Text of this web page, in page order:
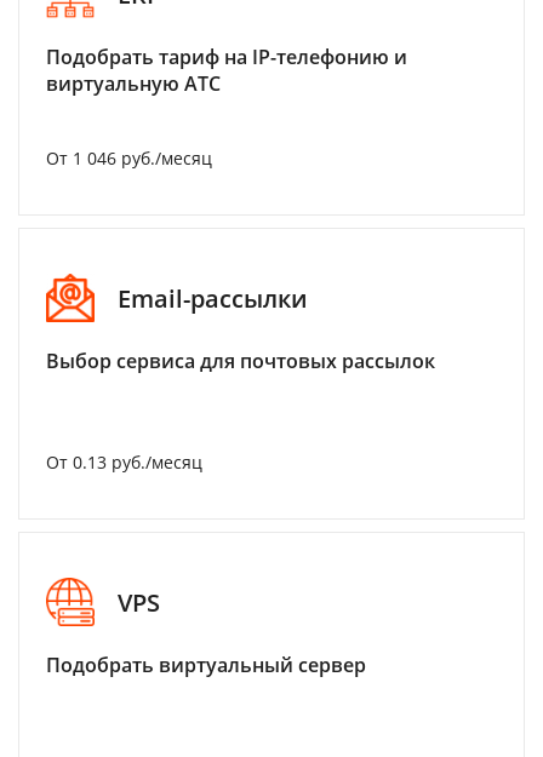
Подобрать тариф на IP-телефонию и
виртуальную АТС
От 1 046 руб./месяц
Email-рассылки
Выбор сервиса для почтовых рассылок
От 0.13 руб./месяц
VPS
Подобрать виртуальный сервер